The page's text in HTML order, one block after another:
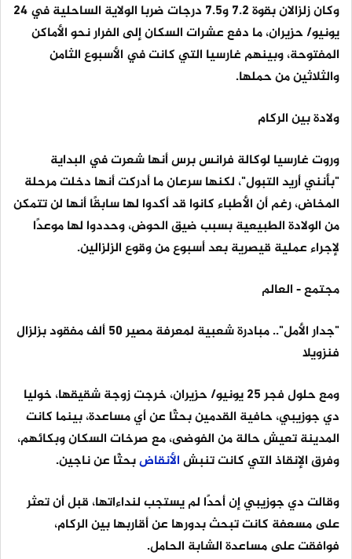
وكان زلزالان بقوة 7.2 و7.5 درجات ضربا الولاية الساحلية في 24
يونيو/ حزيران، ما دفع عشرات السكان إلى الفرار نحو الأماكن
المفتوحة، وبينهم غارسيا التي كانت في الأسبوع الثامن
والثلاثين من حملها.
ولادة بين الركام
وروت غارسيا لوكالة فرانس برس أنها شعرت في البداية
"بأنني أريد التبول"، لكنها سرعان ما أدركت أنها دخلت مرحلة
المخاض، رغم أن الأطباء كانوا قد أكدوا لها سابقًا أنها لن تتمكن
من الولادة الطبيعية بسبب ضيق الحوض، وحددوا لها موعدًا
لإجراء عملية قيصرية بعد أسبوع من وقوع الزلزالين.
مجتمع - العالم
"جدار الأمل".. مبادرة شعبية لمعرفة مصير 50 ألف مفقود بزلزال
فنزويلا
ومع حلول فجر 25 يونيو/ حزيران، خرجت زوجة شقيقها، خوليا
دي جوزيبي، حافية القدمين بحثًا عن أي مساعدة، بينما كانت
المدينة تعيش حالة من الفوضى، مع صرخات السكان وبكائهم،
وفرق الإنقاذ التي كانت تنبشالأنقاضبحثًا عن ناجين.
وقالت دي جوزيبي إن أحدًا لم يستجب لنداءاتها، قبل أن تعثر
على مسعفة كانت تبحث بدورها عن أقاربها بين الركام،
فوافقت على مساعدة الشابة الحامل.